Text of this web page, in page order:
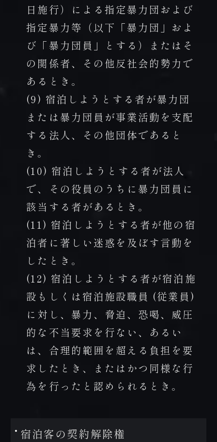
日施行）による指定暴力団および
指定暴力等（以下「暴力団」およ
び「暴力団員」とする）またはそ
の関係者、その他反社会的勢力で
あるとき。
(9) 宿泊しようとする者が暴力団
または暴力団員が事業活動を支配
する法人、その他団体であると
き。
(10) 宿泊しようとする者が法人
で、その役員のうちに暴力団員に
該当する者があるとき。
(11) 宿泊しようとする者が他の宿
泊者に著しい迷惑を及ぼす言動を
したとき。
(12) 宿泊しようとする者が宿泊施
設もしくは宿泊施設職員 (従業員)
に対し、暴力、脅迫、恐喝、威圧
的な不当要求を行ない、あるい
は、合理的範囲を超える負担を要
求したとき、またはかつ同様な行
為を行ったと認められるとき。
宿泊客の契約解除権